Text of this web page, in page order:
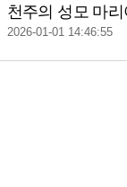
2026-01-01 14:46:55